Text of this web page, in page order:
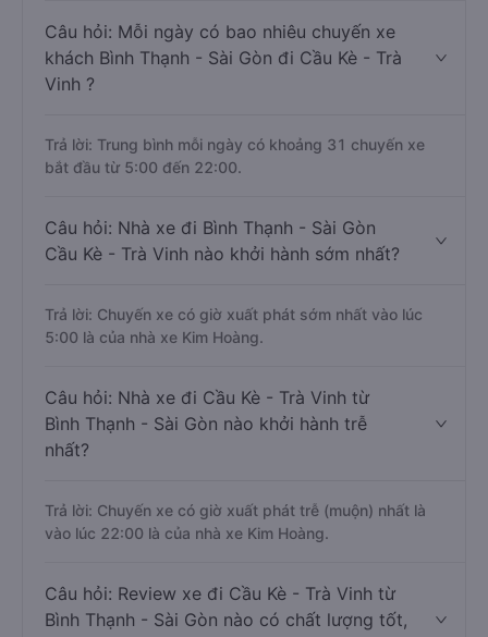
Câu hỏi: Mỗi ngày có bao nhiêu chuyến xe
khách Bình Thạnh - Sài Gòn đi Cầu Kè - Trà
Vinh ?
Trả lời: Trung bình mỗi ngày có khoảng 31 chuyến xe
bắt đầu từ 5:00 đến 22:00.
Câu hỏi: Nhà xe đi Bình Thạnh - Sài Gòn
Cầu Kè - Trà Vinh nào khởi hành sớm nhất?
Trả lời: Chuyến xe có giờ xuất phát sớm nhất vào lúc
5:00 là của nhà xe Kim Hoàng.
Câu hỏi: Nhà xe đi Cầu Kè - Trà Vinh từ
Bình Thạnh - Sài Gòn nào khởi hành trễ
nhất?
Trả lời: Chuyến xe có giờ xuất phát trễ (muộn) nhất là
vào lúc 22:00 là của nhà xe Kim Hoàng.
Câu hỏi: Review xe đi Cầu Kè - Trà Vinh từ
Bình Thạnh - Sài Gòn nào có chất lượng tốt,